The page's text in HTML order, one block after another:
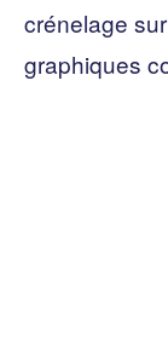
crénelage
graphiques